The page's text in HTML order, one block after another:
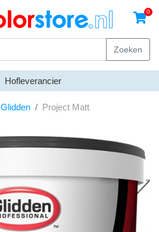
0
Zoeken
Hofleverancier
Glidden Project Matt